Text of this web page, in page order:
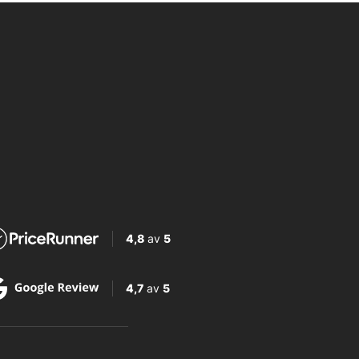
4,8av 5
4,7av 5